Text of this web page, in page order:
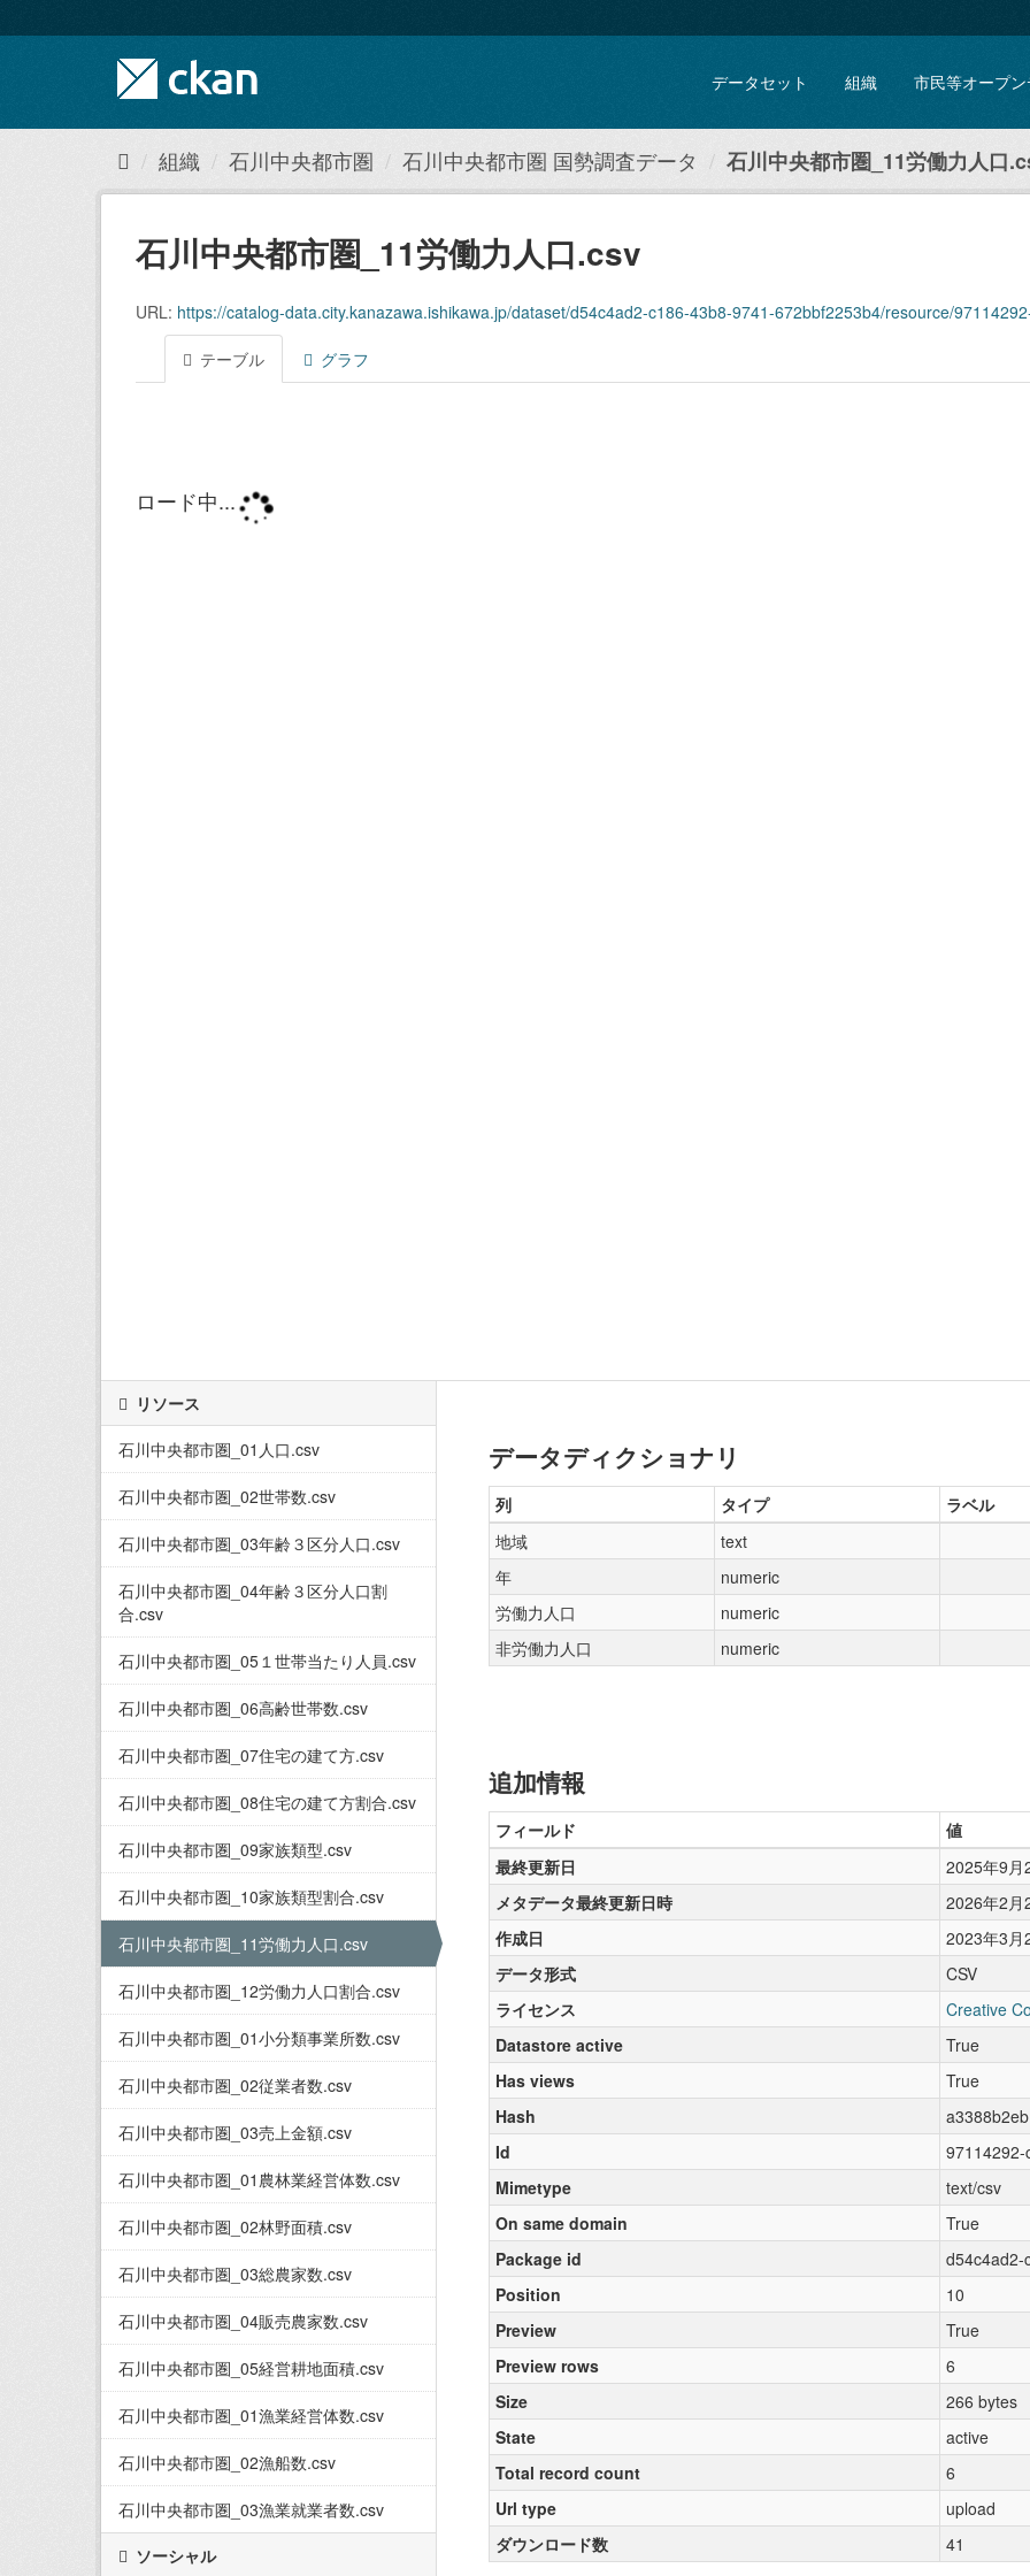
キ
て
データセット 組織 市民等オープ
組織 石川中央都市圏 石川中央都市圏 国勢調査データ 石川中央都市圏_11労働力人口
石川中央都市圏_11労働力人口.csv
URL: https://catalog-data.city.kanazawa.ishikawa.jp/dataset/d54c4ad2-c186-43b8-9741-672bbf2253b4/resource/97114292-ce6f-4dfd-837d-
テーブル グラフ
リソース
石川中央都市圏_01人口.csv
石川中央都市圏_02世帯数.csv
石川中央都市圏_03年齢３区分人口.csv
石川中央都市圏_04年齢３区分人口割
合.csv
石川中央都市圏_05１世帯当たり人員.csv
石川中央都市圏_06高齢世帯数.csv
石川中央都市圏_07住宅の建て方.csv
石川中央都市圏_08住宅の建て方割合.csv
石川中央都市圏_09家族類型.csv
石川中央都市圏_10家族類型割合.csv
石川中央都市圏_11労働力人口.csv
石川中央都市圏_12労働力人口割合.csv
石川中央都市圏_01小分類事業所数.csv
石川中央都市圏_02従業者数.csv
石川中央都市圏_03売上金額.csv
石川中央都市圏_01農林業経営体数.csv
石川中央都市圏_02林野面積.csv
石川中央都市圏_03総農家数.csv
石川中央都市圏_04販売農家数.csv
石川中央都市圏_05経営耕地面積.csv
石川中央都市圏_01漁業経営体数.csv
石川中央都市圏_02漁船数.csv
石川中央都市圏_03漁業就業者数.csv
ソーシャル
データディクショナリ
列 タイプ
ラベル
地域
text
年
numeric
労働力人口
numeric
非労働力人口
numeric
追加情報
フィールド
値
最終更新日
2025年9月
メタデータ最終更新日時
2026年2月
作成日
2023年3月
データ形式
CSV
ライセンス
Creative
Datastore active
True
Has views
True
Hash
Id
Mimetype
text/csv
On same domain
True
Package id
d54c4ad2-
Position
10
Preview
True
Preview rows
6
Size
266 bytes
State
active
Total record count
6
Url type
upload
ダウンロード数
41